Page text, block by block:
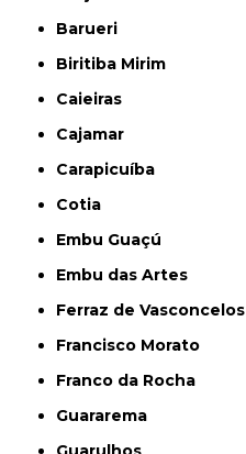
Barueri
Biritiba Mirim
Caieiras
Cajamar
Carapicuíba
Cotia
Embu Guaçú
Embu das Artes
Ferraz de Vasconcelos
Francisco Morato
Franco da Rocha
Guararema